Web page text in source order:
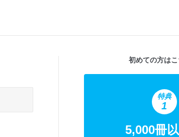
初めての方は
特典
1
5,000冊